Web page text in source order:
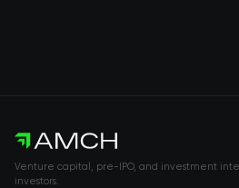
Venture capital, pre-IPO, and investment
investors.